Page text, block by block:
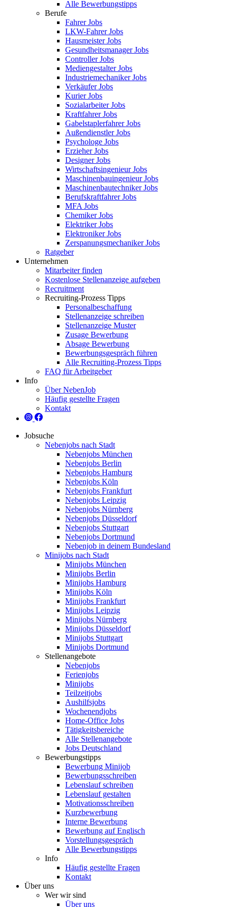
Alle Bewerbungstipps
Berufe
Fahrer Jobs
LKW-Fahrer Jobs
Hausmeister Jobs
Gesundheitsmanager Jobs
Controller Jobs
Mediengestalter Jobs
Industriemechaniker Jobs
Verkäufer Jobs
Kurier Jobs
Sozialarbeiter Jobs
Kraftfahrer Jobs
Gabelstaplerfahrer Jobs
Außendienstler Jobs
Psychologe Jobs
Erzieher Jobs
Designer Jobs
Wirtschaftsingenieur Jobs
Maschinenbauingenieur Jobs
Maschinenbautechniker Jobs
Berufskraftfahrer Jobs
MFA Jobs
Chemiker Jobs
Elektriker Jobs
Elektroniker Jobs
Zerspanungsmechaniker Jobs
Ratgeber
Unternehmen
Mitarbeiter finden
Kostenlose Stellenanzeige aufgeben
Recruitment
Recruiting-Prozess Tipps
Personalbeschaffung
Stellenanzeige schreiben
Stellenanzeige Muster
Zusage Bewerbung
Absage Bewerbung
Bewerbungsgespräch führen
Alle Recruiting-Prozess Tipps
FAQ für Arbeitgeber
Info
Über NebenJob
Häufig gestellte Fragen
Kontakt
Jobsuche
Nebenjobs nach Stadt
Nebenjobs München
Nebenjobs Berlin
Nebenjobs Hamburg
Nebenjobs Köln
Nebenjobs Frankfurt
Nebenjobs Leipzig
Nebenjobs Nürnberg
Nebenjobs Düsseldorf
Nebenjobs Stuttgart
Nebenjobs Dortmund
Nebenjob in deinem Bundesland
Minijobs nach Stadt
Minijobs München
Minijobs Berlin
Minijobs Hamburg
Minijobs Köln
Minijobs Frankfurt
Minijobs Leipzig
Minijobs Nürnberg
Minijobs Düsseldorf
Minijobs Stuttgart
Minijobs Dortmund
Stellenangebote
Nebenjobs
Ferienjobs
Minijobs
Teilzeitjobs
Aushilfsjobs
Wochenendjobs
Home-Office Jobs
Tätigkeitsbereiche
Alle Stellenangebote
Jobs Deutschland
Bewerbungstipps
Bewerbung Minijob
Bewerbungsschreiben
Lebenslauf schreiben
Lebenslauf gestalten
Motivationsschreiben
Kurzbewerbung
Interne Bewerbung
Bewerbung auf Englisch
Vorstellungsgespräch
Alle Bewerbungstipps
Info
Häufig gestellte Fragen
Kontakt
Über uns
Wer wir sind
Über uns